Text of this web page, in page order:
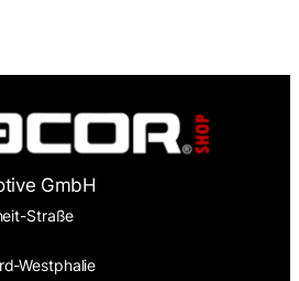
GmbH
Straße
Westphalie